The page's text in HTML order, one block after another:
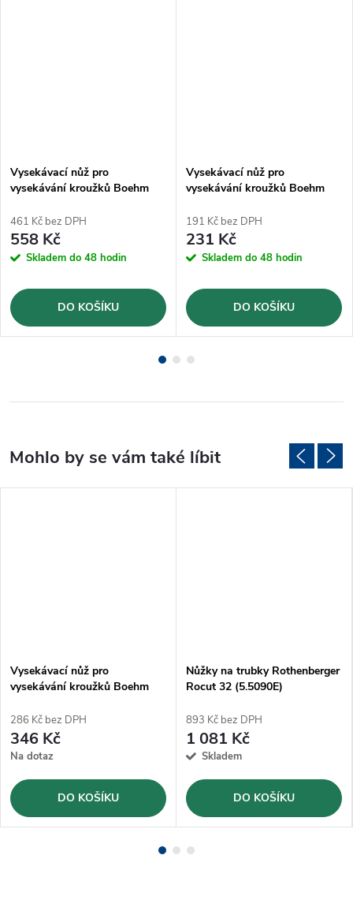
Vysekávací nůž pro
vysekávání kroužků Boehm
461 Kč bez DPH
558 Kč
Skladem do 48 hodin
DO KOŠÍKU
Vysekávací nůž pro
vysekávání kroužků Boehm
191 Kč bez DPH
231 Kč
Skladem do 48 hodin
DO KOŠÍKU
Vysekávací nůž pro
vysekávání kroužků Boehm
286 Kč bez DPH
346 Kč
Na dotaz
DO KOŠÍKU
Nůžky na trubky Rothenberger
Rocut 32 (5.5090E)
893 Kč bez DPH
1 081 Kč
Skladem
DO KOŠÍKU